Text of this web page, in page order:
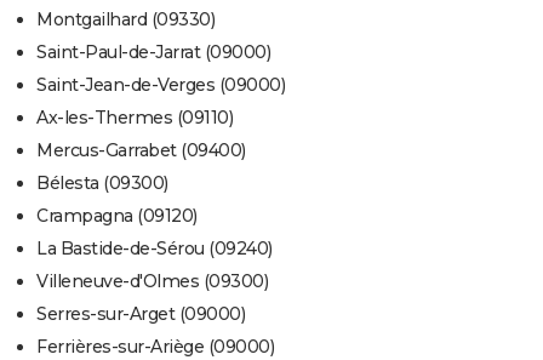
Montgailhard (09330)
Saint-Paul-de-Jarrat (09000)
Saint-Jean-de-Verges (09000)
Ax-les-Thermes (09110)
Mercus-Garrabet (09400)
Bélesta (09300)
Crampagna (09120)
La Bastide-de-Sérou (09240)
Villeneuve-d'Olmes (09300)
Serres-sur-Arget (09000)
Ferrières-sur-Ariège (09000)